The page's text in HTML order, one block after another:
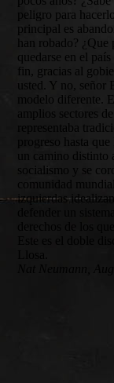
peligro para
principal es
han robado? ¿Que
quedarse en el
fin, gracias al
usted. Y no, señor
modelo diferente.
amplios sectores
representaba
progreso hasta
un camino
socialismo y se
comunidad
izquierdas
Este es el doble